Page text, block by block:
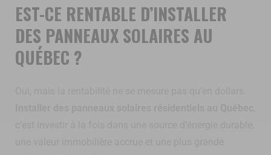
EST-CE RENTABLE D’INSTALLER
DES PANNEAUX SOLAIRES AU
QUÉBEC ?